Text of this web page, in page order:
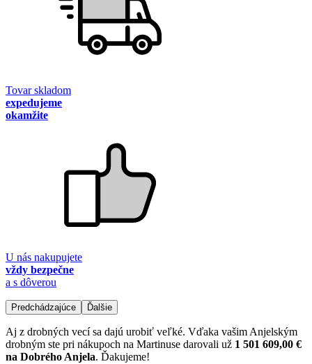
Tovar skladom
expedujeme
okamžite
U nás nakupujete
vždy bezpečne
a s dôverou
Predchádzajúce Ďalšie
Aj z drobných vecí sa dajú urobiť veľké. Vďaka vašim Anjelským
drobným ste pri nákupoch na Martinuse darovali už 1 501 609,00 €
na Dobrého Anjela. Ďakujeme!